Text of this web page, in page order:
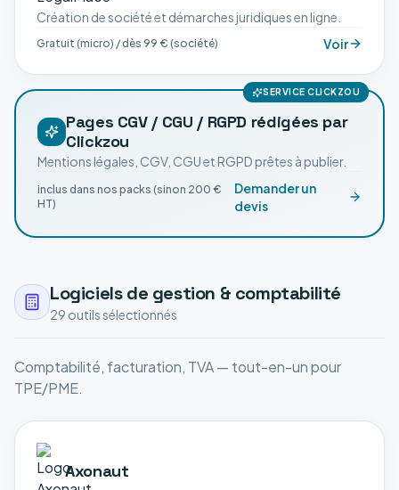
Création de société et démarches juridiques en ligne.
Gratuit (micro) / dès 99 € (société) Voir
SERVICE CLICKZOU
Pages CGV / CGU / RGPD rédigées par
Clickzou
Mentions légales, CGV, CGU et RGPD prêtes à publier.
inclus dans nos packs (sinon 200 €
HT)
Demander un
devis
Logiciels de gestion & comptabilité
29 outilssélectionnés
Comptabilité, facturation, TVA — tout-en-un pour
TPE/PME.
Axonaut